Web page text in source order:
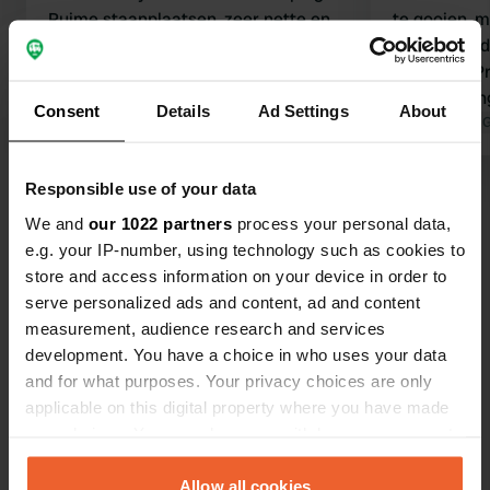
Consent Details Ad Settings About
Responsible use of your data
We and our 1022 partners process your personal data,
e.g. your IP-number, using technology such as cookies to
store and access information on your device in order to
serve personalized ads and content, ad and content
measurement, audience research and services
development. You have a choice in who uses your data
and for what purposes. Your privacy choices are only
applicable on this digital property where you have made
any time from the Cookie Declaration or by clicking on
the Privacy trigger icon.Allow all cookies
Ruime staanplaatsen, zeer nette en
informatiebord met alle belangrijke
We komen graag terug!
Vertaald door GoogleOrigineel tonen
te gooien,
plannen
gebleven. Prima voor een
overnachting. Zeer
Vertaald door
Bekijk alle 102 reviews
Ben jij hier geweest?